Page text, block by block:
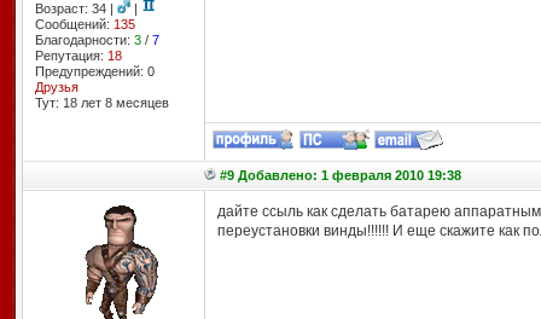
Возраст: 34 |
|
Сообщений: 135
Благодарности: 3/ 7
Репутация: 18
Предупреждений: 0
Друзья
Тут: 18 лет 8 месяцев
#9 Добавлено: 1 февраля 2010 19:38
дайте ссыль как сделать батарею
переустановки винды!!!!!! И еще скажите как